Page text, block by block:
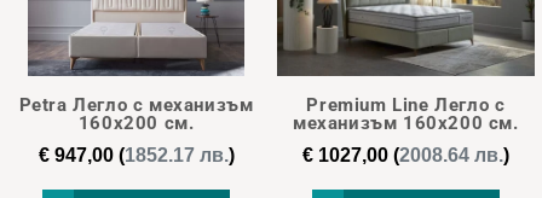
Petra Легло с механизъм
160х200 см.
€947,00(1852.17 лв.)
Premium Line Легло с
механизъм 160х200 см.
€1027,00(2008.64 лв.)